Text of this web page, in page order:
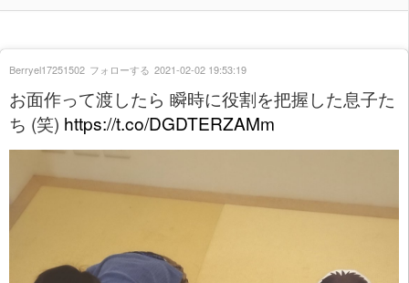
お面作って渡したら 瞬時に役割を把握した息子た
ち (笑) https://t.co/DGDTERZAMm
Berryel17251502 フォローする 2021-02-02 19:53:19